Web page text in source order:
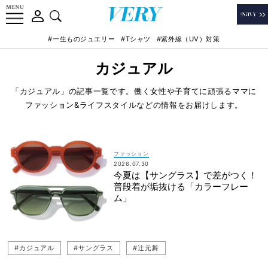
#一生ものジュエリー #Tシャツ #紫外線（UV）対策
カジュアル
「カジュアル」の記事一覧です。働く女性や子育てに頑張るママに
ファッション&ライフスタイルなどの情報をお届けします。
ファッション
2026.07.30
今夏は【サングラス】で差がつく！
普段着が垢抜ける「カラーフレー
ム」
#カジュアル #サングラス #辻元舞